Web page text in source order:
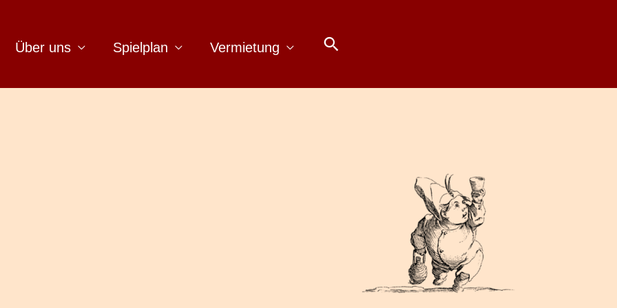
Über uns Spielplan Vermietung Suchen